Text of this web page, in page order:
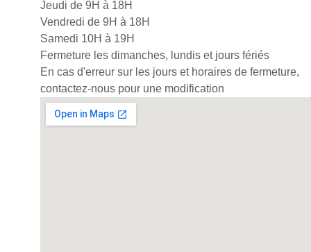
Jeudi de 9H à 18H
Vendredi de 9H à 18H
Samedi 10H à 19H
Fermeture les dimanches, lundis et jours fériés
En cas d'erreur sur les jours et horaires de fermeture,
contactez-nous pour une modification